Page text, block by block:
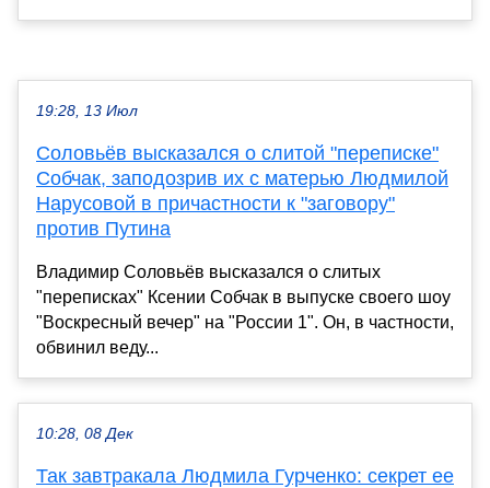
19:28, 13 Июл
Соловьёв высказался о слитой "переписке"
Собчак, заподозрив их с матерью Людмилой
Нарусовой в причастности к "заговору"
против Путина
Владимир Соловьёв высказался о слитых
"переписках" Ксении Собчак в выпуске своего шоу
"Воскресный вечер" на "России 1". Он, в частности,
обвинил веду...
10:28, 08 Дек
Так завтракала Людмила Гурченко: секрет ее